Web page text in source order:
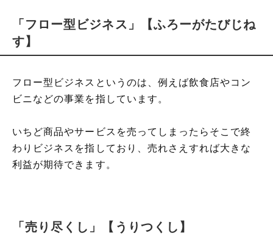
「フロー型ビジネス」【ふろーがたびじね
す】
フロー型ビジネスというのは、例えば飲食店やコン
ビニなどの事業を指しています。
いちど商品やサービスを売ってしまったらそこで終
わりビジネスを指しており、売れさえすれば大きな
利益が期待できます。
「売り尽くし」【うりつくし】